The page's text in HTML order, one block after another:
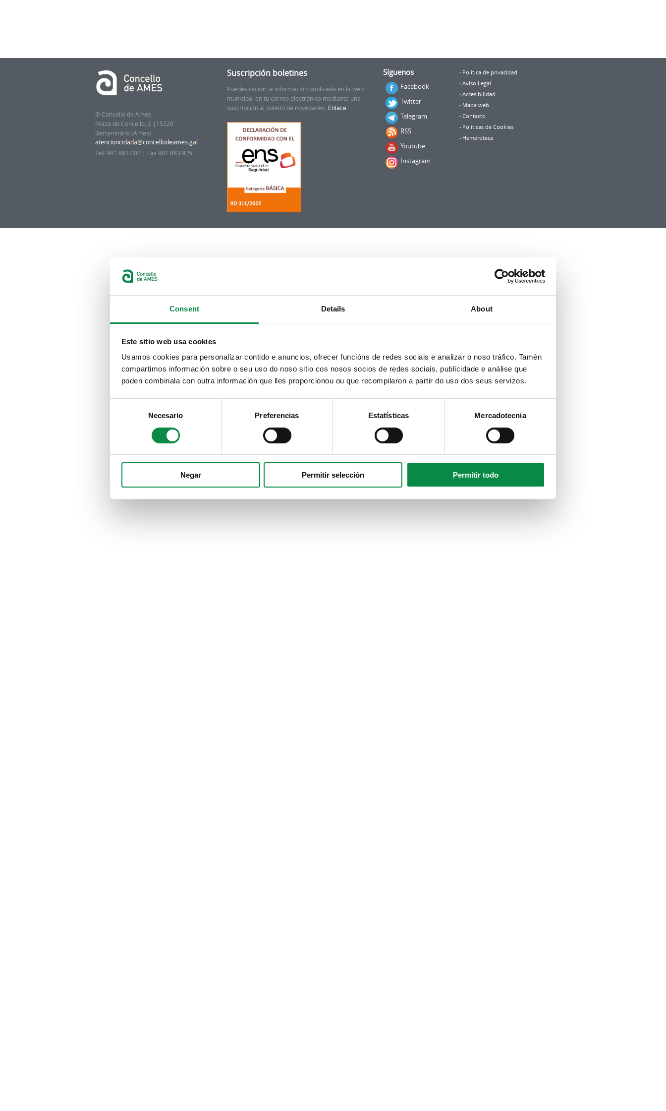
Consent Details About
Este sitio web usa cookies
Usamos cookies para personalizar contido e anuncios, ofrecer funcións de redes sociais e analizar o noso tráfico. Tamén
compartimos información sobre o seu uso do noso sitio cos nosos socios de redes sociais, publicidade e análise que
poden combinala con outra información que lles proporcionou ou que recompilaron a partir do uso dos seus servizos.
Necesario Preferencias Estatísticas Mercadotecnia
Negar Permitir selección Permitir todo
© Concello de Ames
Praza do Concello, 2 |15220
Bertamiráns (Ames)
Telf 981 883 002 | Fax 981 883 925
Suscripción boletines
Puedes recibir la información publicada en la web
municipal en tu correo electrónico mediante una
suscripción al boletín de novedades. Enlace.
Síguenos
Facebook
Twitter
Telegram
RSS
Youtube
Instagram
Política de privacidad
Aviso Legal
Accesibilidad
Mapa web
Contacto
Politicas de Cookies
Hemeroteca